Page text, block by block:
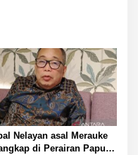
Nelayan asal Merauke
di Perairan Papua